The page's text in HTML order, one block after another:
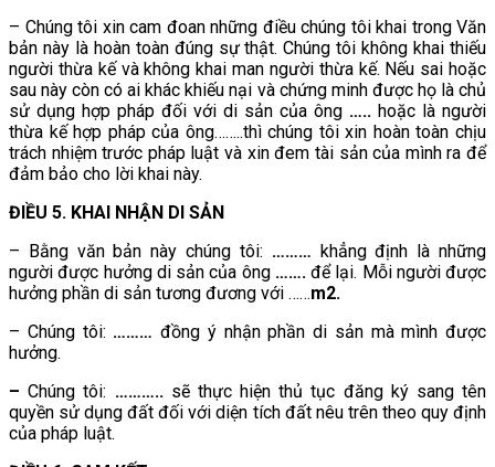
– Chúng tôi xin cam đoan những điều chúng tôi khai trong Văn
bản này là hoàn toàn đúng sự thật. Chúng tôi không khai thiếu
người thừa kế và không khai man người thừa kế. Nếu sai hoặc
sau này còn có ai khác khiếu nại và chứng minh được họ là chủ
sử dụng hợp pháp đối với di sản của ông ….. hoặc là người
thừa kế hợp pháp của ông……..thì chúng tôi xin hoàn toàn chịu
trách nhiệm trước pháp luật và xin đem tài sản của mình ra để
đảm bảo cho lời khai này.
ĐIỀU 5. KHAI NHẬN DI SẢN
– Bằng văn bản này chúng tôi: ……… khẳng định là những
người được hưởng di sản của ông …….để lại. Mỗi người được
hưởng phần di sản tương đương với ……m2.
– Chúng tôi: ……… đồng ý nhận phần di sản mà mình được
hưởng.
–Chúng tôi: ………..sẽ thực hiện thủ tục đăng ký sang tên
quyền sử dụng đất đối với diện tích đất nêu trên theo quy định
của pháp luật.